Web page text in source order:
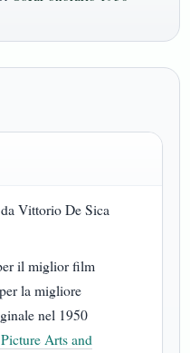
Vittorio De Sica
il miglior film
la migliore
nel 1950
Arts and